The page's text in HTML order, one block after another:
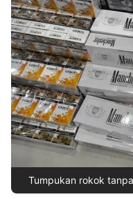
Partner
Insight
NTB
Suara
Time
Lens
IDN
Daily
Jogja
Jalan
Rakyat
Idealita
News
Kita
Notice
Radar
Baru
Seedbacklink
Follow
Kabarbaru
Tumpukan rokok